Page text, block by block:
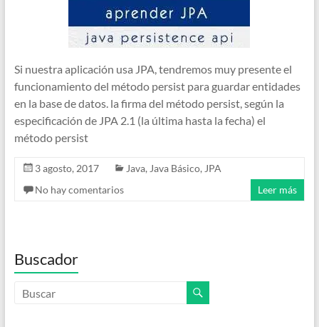
Si nuestra aplicación usa JPA, tendremos muy presente el
funcionamiento del método persist para guardar entidades
en la base de datos. la firma del método persist, según la
especificación de JPA 2.1 (la última hasta la fecha) el
método persist
3 agosto, 2017 Java, Java Básico, JPA
No hay comentarios
Leer más
Buscador